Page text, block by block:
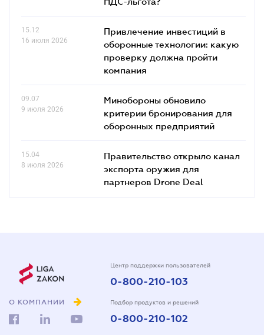
15.12
16 июля 2026
Привлечение инвестиций в
оборонные технологии: какую
проверку должна пройти
компания
09.07
9 июля 2026
Минобороны обновило
критерии бронирования для
оборонных предприятий
15.04
8 июля 2026
Правительство открыло канал
экспорта оружия для
партнеров Drone Deal
О КОМПАНИИ
Центр поддержки пользователей
0-800-210-103
Подбор продуктов и решений
0-800-210-102